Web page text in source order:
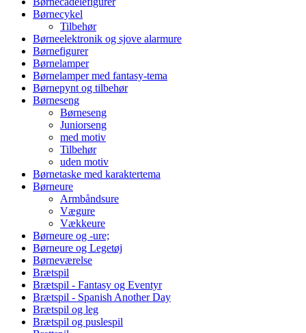
Børnecykel
Tilbehør
Børneelektronik og sjove alarmure
Børnefigurer
Børnelamper
Børnelamper med fantasy-tema
Børnepynt og tilbehør
Børneseng
Børneseng
Juniorseng
med motiv
Tilbehør
uden motiv
Børnetaske med karaktertema
Børneure
Armbåndsure
Vægure
Vækkeure
Børneure og -ure;
Børneure og Legetøj
Børneværelse
Brætspil
Brætspil - Fantasy og Eventyr
Brætspil - Spanish Another Day
Brætspil og leg
Brætspil og puslespil